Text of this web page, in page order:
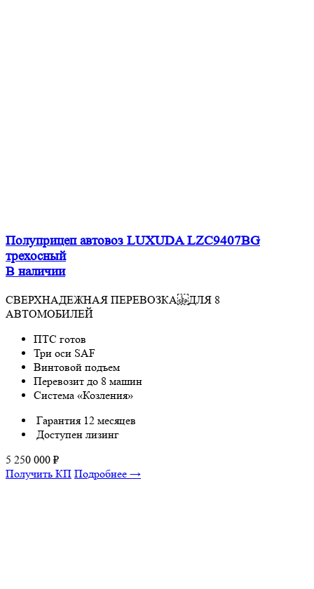
Полуприцеп автовоз LUXUDA LZC9407BG
трехосный
В наличии
СВЕРХНАДЕЖНАЯ ПЕРЕВОЗКА ДЛЯ 8
АВТОМОБИЛЕЙ
ПТС готов
Три оси SAF
Винтовой подъем
Перевозит до 8 машин
Система «Козления»
Гарантия 12 месяцев
Доступен лизинг
5 250 000 ₽
Получить КП Подробнее →